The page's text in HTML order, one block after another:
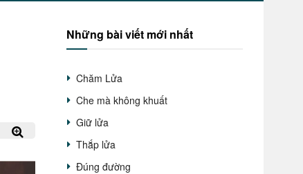
Những bài viết mới nhất
Chăm Lửa
Che mà không khuất
Giữ lửa
Thắp lửa
Đúng đường